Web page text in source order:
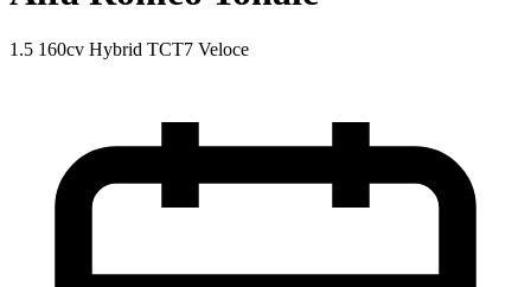
1.5 160cv Hybrid TCT7 Veloce